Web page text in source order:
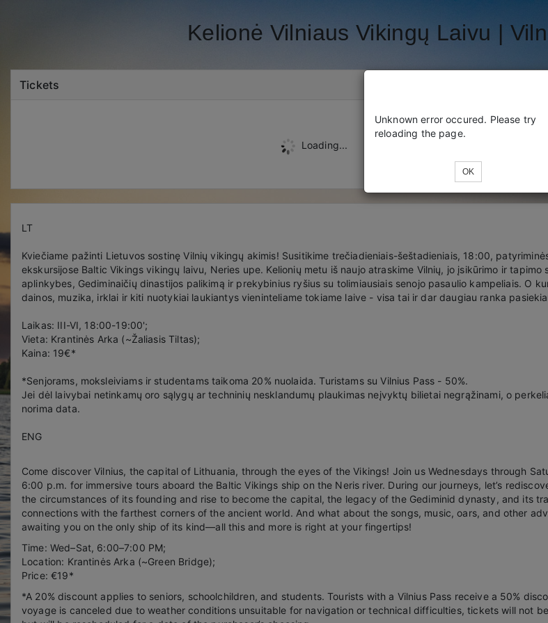
Kelionė Vilniaus Vikingų Laivu |
Tickets
Loading...
Unknown error occured. Please try
reloading the page.
OK
LT
Kviečiame pažinti Lietuvos sostinę Vilnių vikingų akimis! Susitikime trečiadieniais-šeštadieniais, 18:00,
ekskursijose Baltic Vikings vikingų laivu, Neries upe. Kelionių metu iš naujo atraskime Vilnių, jo įsikūrimo ir tapimo
aplinkybes, Gediminaičių dinastijos palikimą ir prekybinius ryšius su tolimiausiais senojo pasaulio kampeliais. O
dainos, muzika, irklai ir kiti nuotykiai laukiantys vieninteliame tokiame laive - visa tai ir dar daugiau ranka
Laikas: III-VI, 18:00-19:00';
Vieta: Krantinės Arka (~Žaliasis Tiltas);
Kaina: 19€*
*Senjorams, moksleiviams ir studentams taikoma 20% nuolaida. Turistams su Vilnius Pass - 50%.
Jei dėl laivybai netinkamų oro sąlygų ar techninių nesklandumų plaukimas neįvyktų bilietai negrąžinami, o
norima data.
ENG
Come discover Vilnius, the capital of Lithuania, through the eyes of the Vikings! Join us Wednesdays through
6:00 p.m. for immersive tours aboard the Baltic Vikings ship on the Neris river. During our journeys, let’s
the circumstances of its founding and rise to become the capital, the legacy of the Gediminid dynasty, and its
connections with the farthest corners of the ancient world. And what about the songs, music, oars, and other
awaiting you on the only ship of its kind—all this and more is right at your fingertips!
Time: Wed–Sat, 6:00–7:00 PM;
Location: Krantinės Arka (~Green Bridge);
Price: €19*
*A 20% discount applies to seniors, schoolchildren, and students. Tourists with a Vilnius Pass receive a 50%
voyage is canceled due to weather conditions unsuitable for navigation or technical difficulties, tickets will not